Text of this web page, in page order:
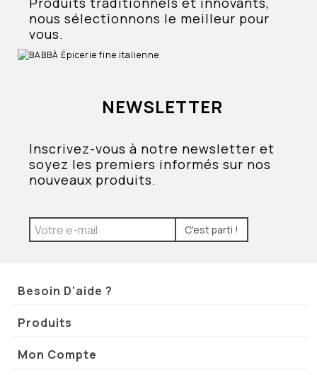
nous sélectionnons le meilleur pour
vous.
NEWSLETTER
Inscrivez-vous à notre newsletter et
soyez les premiers informés sur nos
nouveaux produits.
C'est parti !
Besoin D'aide ?
Produits
Mon Compte